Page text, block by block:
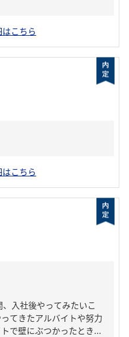
こちら
こちら
入社後やってみたいこ
てきたアルバイトや努力
で壁にぶつかったとき...